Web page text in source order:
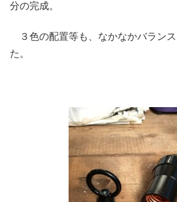
分の完成。
３色の配置等も、なかなかバラン
た。